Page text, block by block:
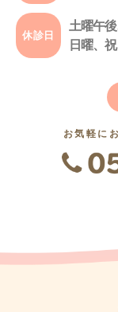
休診日
土曜午後
日曜、祝
お気軽に